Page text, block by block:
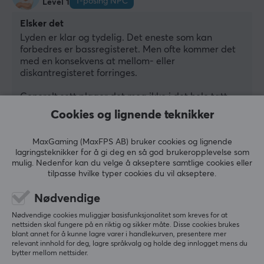
Batteritid
8 h
DIMENSJON & VEKT
Vekt
EGENSKAPER
Membranen
8.4 mm
Akustisk konstruksjon
Lukket
Formfaktor
In-ear
Farge
Level 1
Elsker det
Lyden er klar og tydelig. Det eneste som kan
forbedres er bassregisteret. Men ofte kommer det
med en konsekvens at mellom- eller
diskantregisteret forringes.
Generelt sett plager det meg ikke i det hele tatt.
Det er fortsatt tydelig bass, men ikke så dyp/fyldig
som man kunne ønske.
Støydemping er generelt det Sony er best på, og i
dette produktet er det tydelig merkbart.
Hodetelefonene har mange kule funksjoner man
kan leke med, som 3D-lyd osv. Veldig fleksible. Og
en veldig god mikrofon på hodetelefonene, så man
høres veldig godt når man snakker med noen, uten
å måtte heve stemmen.
Den får 5/5 til tross for ønsket om bassforbedring,
Cookies og lignende teknikker
MaxGaming (MaxFPS AB) bruker cookies og lignende
lagringsteknikker for å gi deg en så god brukeropplevelse som
mulig. Nedenfor kan du velge å akseptere samtlige cookies eller
tilpasse hvilke typer cookies du vil akseptere.
Nødvendige
Nødvendige cookies muliggjør basisfunksjonalitet som kreves for at
nettsiden skal fungere på en riktig og sikker måte. Disse cookies brukes
blant annet for å kunne lagre varer i handlekurven, presentere mer
relevant innhold for deg, lagre språkvalg og holde deg innlogget mens du
bytter mellom nettsider.